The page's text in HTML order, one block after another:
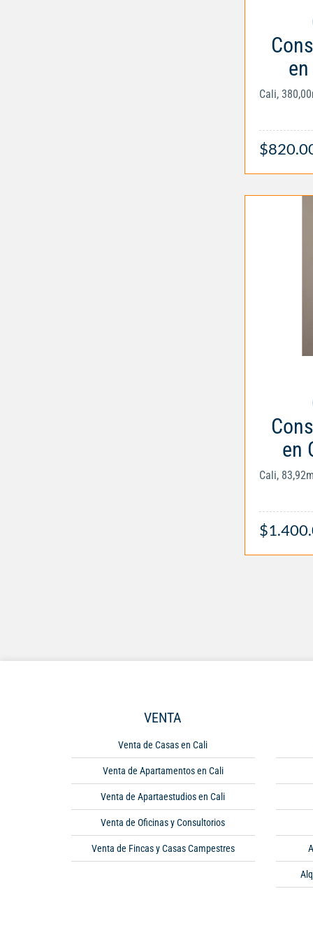
Cali,
en
Cali,
VENTA
Venta de Casas en Cali
Venta de Apartamentos en Cali
Venta de Apartaestudios en Cali
Venta de Oficinas y Consultorios
Venta de Fincas y Casas Campestres